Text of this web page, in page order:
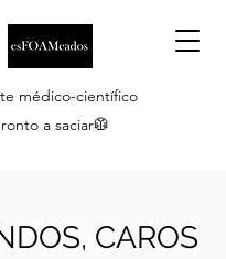
médico-científico
a saciar🥼
CAROS